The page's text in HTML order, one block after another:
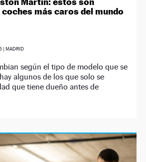
más caros del mundo
| MADRID
según el tipo de modelo que se
algunos de los que solo se
que tiene dueño antes de